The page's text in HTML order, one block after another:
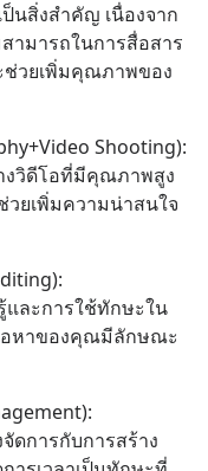
นสิ่งสำคัญ เนื่องจาก
ามารถในการสื่อสาร
ช่วยเพิ่มคุณภาพของ
งวิดีโอที่มีคุณภาพสูง
ยเพิ่มความน่าสนใจ
และการใช้ทักษะใน
อหาของคุณมีลักษณะ
ดการกับการสร้าง